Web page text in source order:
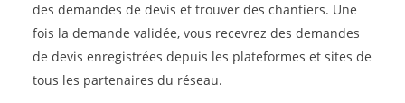
des demandes de devis et trouver des chantiers. Une
fois la demande validée, vous recevrez des demandes
de devis enregistrées depuis les plateformes et sites de
tous les partenaires du réseau.